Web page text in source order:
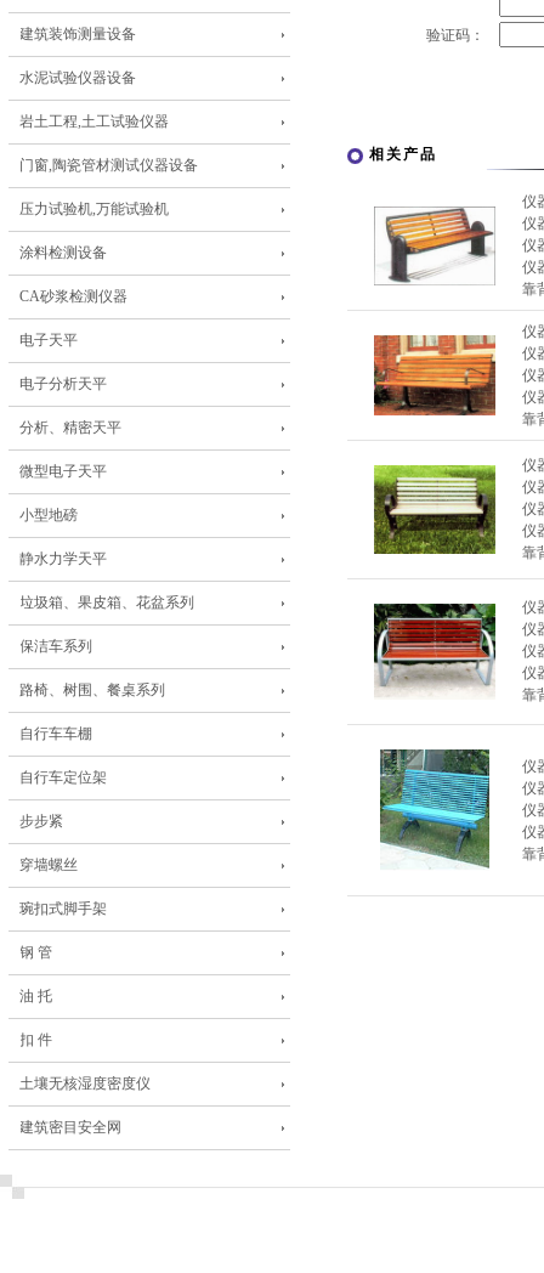
建筑装饰测量设备
水泥试验仪器设备
岩土工程,土工试验仪器
门窗,陶瓷管材测试仪器设备
压力试验机,万能试验机
涂料检测设备
CA砂浆检测仪器
电子天平
电子分析天平
分析、精密天平
微型电子天平
小型地磅
静水力学天平
垃圾箱、果皮箱、花盆系列
保洁车系列
路椅、树围、餐桌系列
自行车车棚
自行车定位架
步步紧
穿墙螺丝
琬扣式脚手架
钢 管
油 托
扣 件
土壤无核湿度密度仪
建筑密目安全网
验证码：
相关产品
仪
仪
仪
仪
靠
仪
仪
仪
仪
靠
仪
仪
仪
仪
靠
仪
仪
仪
仪
靠
仪
仪
仪
仪
靠